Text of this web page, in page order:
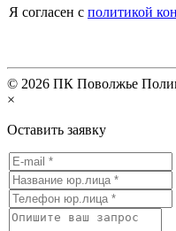
Я согласен с политикой
© 2026 ПК Поволжье
×
Оставить заявку